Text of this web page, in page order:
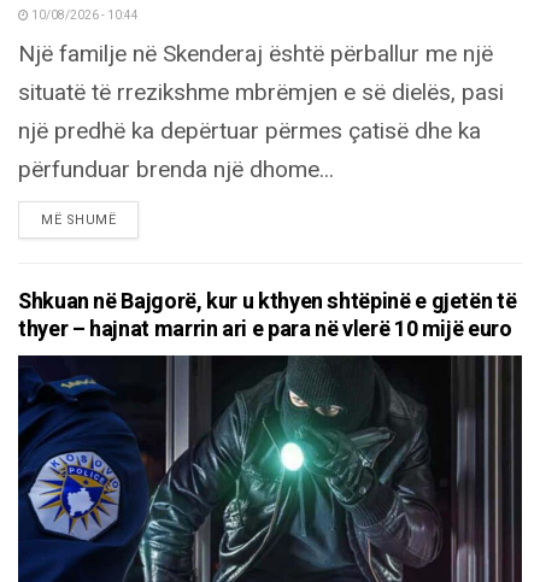
10/08/2026 - 10:44
Një familje në Skenderaj është përballur me një
situatë të rrezikshme mbrëmjen e së dielës, pasi
një predhë ka depërtuar përmes çatisë dhe ka
përfunduar brenda një dhome...
MË SHUMËDETAILS
Shkuan në Bajgorë, kur u kthyen shtëpinë e gjetën të
thyer – hajnat marrin ari e para në vlerë 10 mijë euro